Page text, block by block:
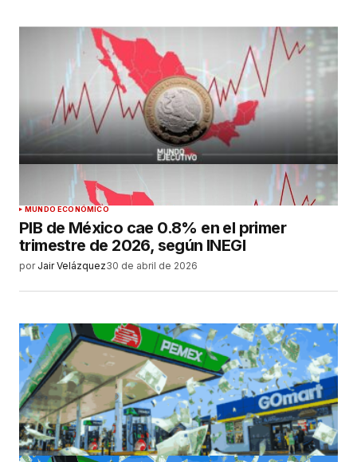
MUNDO ECONÓMICO
PIB de México cae 0.8% en el primer
trimestre de 2026, según INEGI
por Jair Velázquez30 de abril de 2026